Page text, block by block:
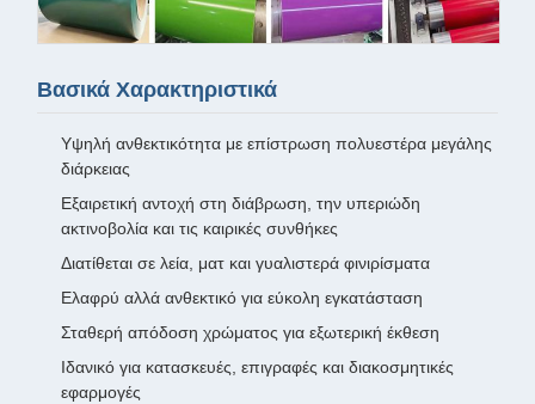
Βασικά Χαρακτηριστικά
Υψηλή ανθεκτικότητα με επίστρωση πολυεστέρα μεγάλης
διάρκειας
Εξαιρετική αντοχή στη διάβρωση, την υπεριώδη
ακτινοβολία και τις καιρικές συνθήκες
Διατίθεται σε λεία, ματ και γυαλιστερά φινιρίσματα
Ελαφρύ αλλά ανθεκτικό για εύκολη εγκατάσταση
Σταθερή απόδοση χρώματος για εξωτερική έκθεση
Ιδανικό για κατασκευές, επιγραφές και διακοσμητικές
εφαρμογές